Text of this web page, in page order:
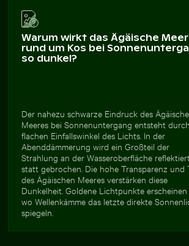
Warum wirkt das Ägäische Meer
rund um Kos bei
so dunkel?
Der nahezu schwarze Eindruck des
Meeres bei Sonnenuntergang entsteht
flachen Einfallswinkel des Lichts. In der
Abenddämmerung wird ein Großteil der
Strahlung an der Wasseroberfläche reflektiert
statt gebrochen. Die hohe Transparenz und
des Ägäischen Meeres verstärken diese
Dunkelheit. Goldene Lichtpunkte erscheinen
wo Wellenkämme das letzte direkte
spiegeln.